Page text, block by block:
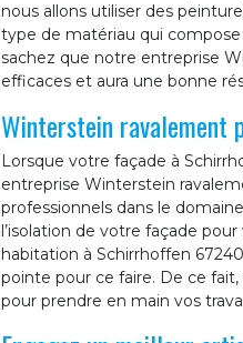
nous allons utiliser des
type de matériau qui
sachez que notre entreprise
efficaces et aura une bonne
Winterstein ravalement
Lorsque votre façade à
entreprise Winterstein
professionnels dans le
l’isolation de votre façade
habitation à Schirrhoffen
pointe pour ce faire. De ce
pour prendre en main vos